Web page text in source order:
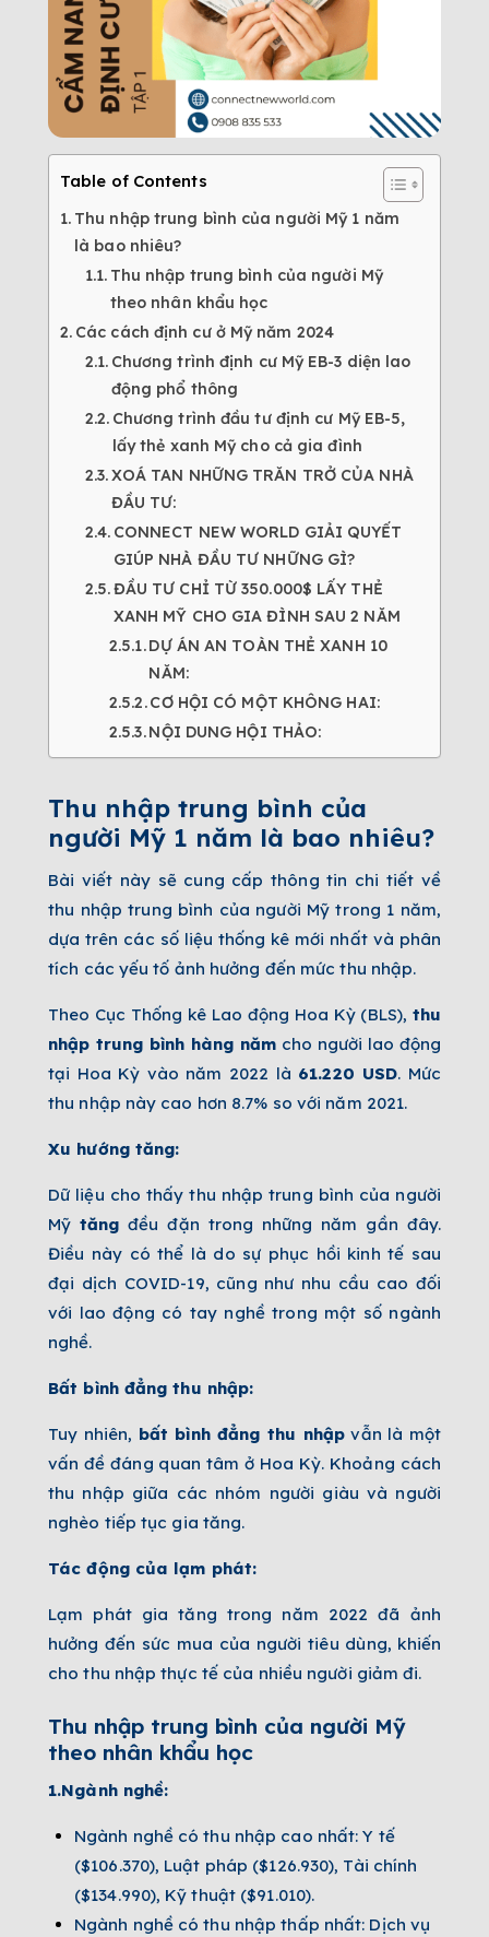
Table of Contents
Thu nhập trung bình của người Mỹ 1 năm
là bao nhiêu?
Thu nhập trung bình của người Mỹ
theo nhân khẩu học
Các cách định cư ở Mỹ năm 2024
Chương trình định cư Mỹ EB-3 diện lao
động phổ thông
Chương trình đầu tư định cư Mỹ EB-5,
lấy thẻ xanh Mỹ cho cả gia đình
XOÁ TAN NHỮNG TRĂN TRỞ CỦA NHÀ
ĐẦU TƯ:
CONNECT NEW WORLD GIẢI QUYẾT
GIÚP NHÀ ĐẦU TƯ NHỮNG GÌ?
ĐẦU TƯ CHỈ TỪ 350.000$ LẤY THẺ
XANH MỸ CHO GIA ĐÌNH SAU 2 NĂM
DỰ ÁN AN TOÀN THẺ XANH 10
NĂM:
CƠ HỘI CÓ MỘT KHÔNG HAI:
NỘI DUNG HỘI THẢO:
Thu nhập trung bình của
người Mỹ 1 năm là bao nhiêu?
Bài viết này sẽ cung cấp thông tin chi tiết về
thu nhập trung bình của người Mỹ trong 1 năm,
dựa trên các số liệu thống kê mới nhất và phân
tích các yếu tố ảnh hưởng đến mức thu nhập.
Theo Cục Thống kê Lao động Hoa Kỳ (BLS), thu
nhập trung bình hàng năm cho người lao động
tại Hoa Kỳ vào năm 2022 là 61.220 USD. Mức
thu nhập này cao hơn 8.7% so với năm 2021.
Xu hướng tăng:
Dữ liệu cho thấy thu nhập trung bình của người
Mỹtăng đều đặn trong những năm gần đây.
Điều này có thể là do sự phục hồi kinh tế sau
đại dịch COVID-19, cũng như nhu cầu cao đối
với lao động có tay nghề trong một số ngành
nghề.
Bất bình đẳng thu nhập:
Tuy nhiên, bất bình đẳng thu nhập vẫn là một
vấn đề đáng quan tâm ở Hoa Kỳ. Khoảng cách
thu nhập giữa các nhóm người giàu và người
nghèo tiếp tục gia tăng.
Tác động của lạm phát:
Lạm phát gia tăng trong năm 2022 đã ảnh
hưởng đến sức mua của người tiêu dùng, khiến
cho thu nhập thực tế của nhiều người giảm đi.
Thu nhập trung bình của người Mỹ
theo nhân khẩu học
1.Ngành nghề:
Ngành nghề có thu nhập cao nhất: Y tế
($106.370), Luật pháp ($126.930), Tài chính
($134.990), Kỹ thuật ($91.010).
Ngành nghề có thu nhập thấp nhất: Dịch vụ